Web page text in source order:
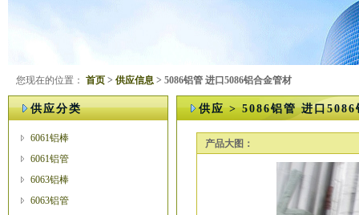
您现在的位置： 首页 > 供应信息 > 5086铝管 进口5086铝合金管材
供应分类
6061铝棒
6061铝管
6063铝棒
6063铝管
供应 > 5086铝管 进口5086
产品大图：